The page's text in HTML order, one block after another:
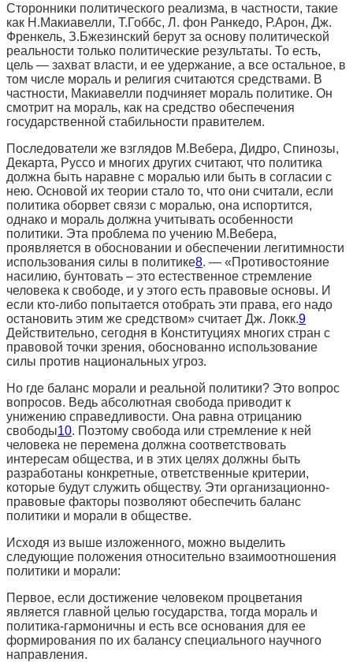
Сторонники политического реализма, в частности, такие
как Н.Макиавелли, Т.Гоббс, Л. фон Ранкедо, Р.Арон, Дж.
Френкель, З.Бжезинский берут за основу политической
реальности только политические результаты. То есть,
цель — захват власти, и ее удержание, а все остальное, в
том числе мораль и религия считаются средствами. В
частности, Макиавелли подчиняет мораль политике. Он
смотрит на мораль, как на средство обеспечения
государственной стабильности правителем.
Последователи же взглядов М.Вебера, Дидро, Спинозы,
Декарта, Руссо и многих других считают, что политика
должна быть наравне с моралью или быть в согласии с
нею. Основой их теории стало то, что они считали, если
политика оборвет связи с моралью, она испортится,
однако и мораль должна учитывать особенности
политики. Эта проблема по учению М.Вебера,
проявляется в обосновании и обеспечении легитимности
использования силы в политике8. — «Противостояние
насилию, бунтовать – это естественное стремление
человека к свободе, и у этого есть правовые основы. И
если кто-либо попытается отобрать эти права, его надо
остановить этим же средством» считает Дж. Локк.9
Действительно, сегодня в Конституциях многих стран с
правовой точки зрения, обоснованно использование
силы против национальных угроз.
Но где баланс морали и реальной политики? Это вопрос
вопросов. Ведь абсолютная свобода приводит к
унижению справедливости. Она равна отрицанию
свободы10. Поэтому свобода или стремление к ней
человека не перемена должна соответствовать
интересам общества, и в этих целях должны быть
разработаны конкретные, ответственные критерии,
которые будут служить обществу. Эти организационно-
правовые факторы позволяют обеспечить баланс
политики и морали в обществе.
Исходя из выше изложенного, можно выделить
следующие положения относительно взаимоотношения
политики и морали:
Первое, если достижение человеком процветания
является главной целью государства, тогда мораль и
политика-гармоничны и есть все основания для ее
формирования по их балансу специального научного
направления.